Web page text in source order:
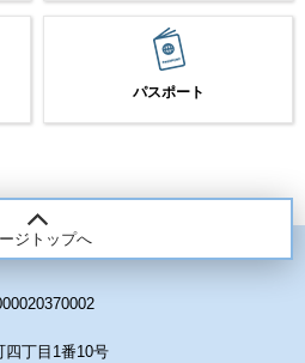
パスポート
ジトップへ
丁目1番10号